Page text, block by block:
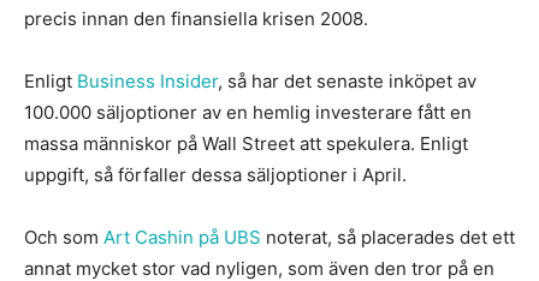
precis innan den finansiella krisen 2008.
Enligt Business Insider, så har det senaste inköpet av
100.000 säljoptioner av en hemlig investerare fått en
massa människor på Wall Street att spekulera. Enligt
uppgift, så förfaller dessa säljoptioner i April.
Och som Art Cashin på UBS noterat, så placerades det ett
annat mycket stor vad nyligen, som även den tror på en